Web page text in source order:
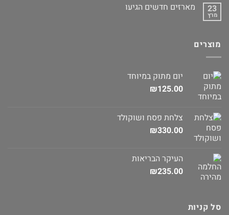
23
מרץ
מארזים חדשים הגיעו
מוצרים
יום מתוק במיוחד
₪125.00
צלחת פסח ושוקולד
₪330.00
העיקר הבריאות
₪235.00
סל קניות